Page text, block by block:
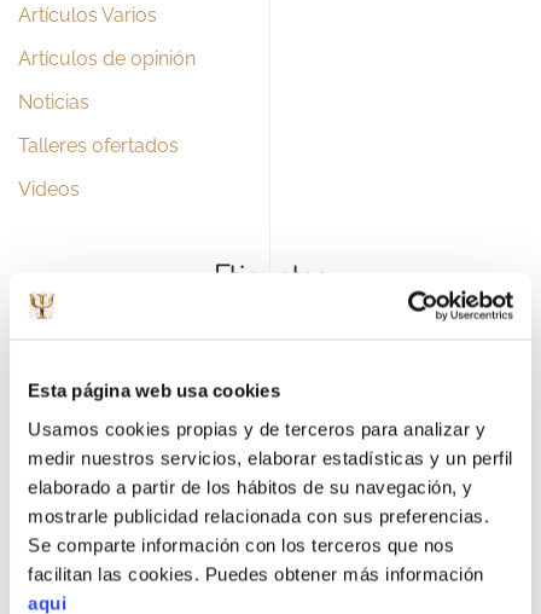
Esta página web usa cookies
Usamos cookies propias y de terceros para analizar y
medir nuestros servicios, elaborar estadísticas y un perfil
elaborado a partir de los hábitos de su navegación, y
mostrarle publicidad relacionada con sus preferencias.
Se comparte información con los terceros que nos
facilitan las cookies. Puedes obtener más información
aqui
Artículos Varios
Artículos de opinión
Noticias
Talleres ofertados
Videos
Etiquetas
colegio comunicacióncrecimiento
personal
Crisis Cáncer depresióneducación
emociones engaño felicidad frustración gestión emocional
herramientas intervención psicológica miedo
Navidad niños noticias padres Pareja pensamiento positivo